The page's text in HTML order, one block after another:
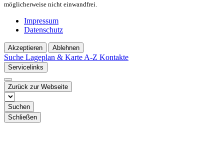
möglicherweise nicht einwandfrei.
Impressum
Datenschutz
Akzeptieren Ablehnen
Suche Lageplan & Karte A-Z Kontakte
Servicelinks
Zurück zur Webseite
Suchen
Schließen